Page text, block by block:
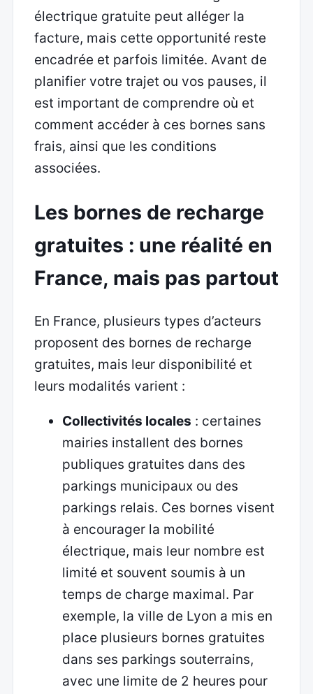
électrique gratuite peut alléger la
facture, mais cette opportunité reste
encadrée et parfois limitée. Avant de
planifier votre trajet ou vos pauses, il
est important de comprendre où et
comment accéder à ces bornes sans
frais, ainsi que les conditions
associées.
Les bornes de recharge
gratuites : une réalité en
France, mais pas partout
En France, plusieurs types d’acteurs
proposent des bornes de recharge
gratuites, mais leur disponibilité et
leurs modalités varient :
Collectivités locales : certaines
mairies installent des bornes
publiques gratuites dans des
parkings municipaux ou des
parkings relais. Ces bornes visent
à encourager la mobilité
électrique, mais leur nombre est
limité et souvent soumis à un
temps de charge maximal. Par
exemple, la ville de Lyon a mis en
place plusieurs bornes gratuites
dans ses parkings souterrains,
avec une limite de 2 heures pour